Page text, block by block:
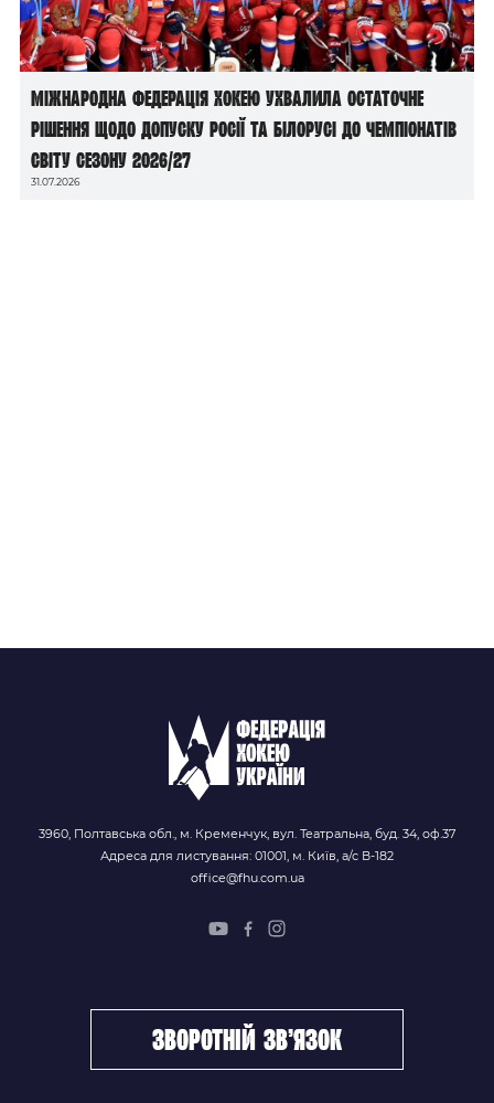
Міжнародна федерація хокею ухвалила остаточне
рішення щодо допуску росії та білорусі до чемпіонатів
світу сезону 2026/27
31.07.2026
3960, Полтавська обл., м. Кременчук, вул. Театральна, буд. 34, оф.37
Адреса для листування: 01001, м. Київ, а/с В-182
office@fhu.com.ua
зворотній зв’язок